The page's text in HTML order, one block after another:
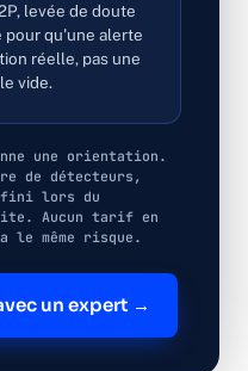
levée de doute
qu'une alerte
réelle, pas une
vide.
une orientation.
de détecteurs,
lors du
Aucun tarif en
même risque.
un expert →